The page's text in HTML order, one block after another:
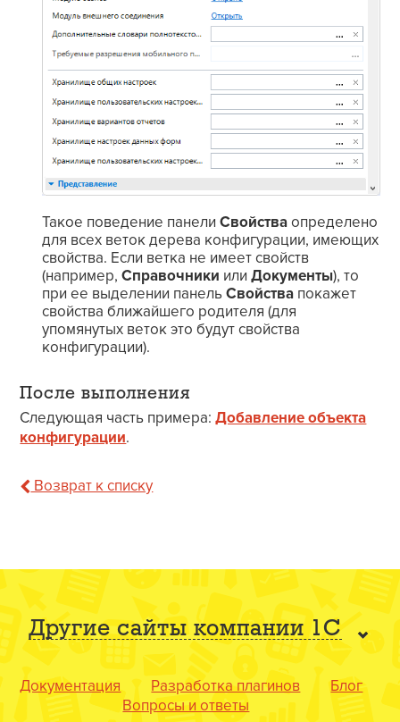
Такое поведение панелиСвойстваопределено
для всех веток дерева конфигурации, имеющих
свойства. Если ветка не имеет свойств
(например,Справочники илиДокументы), то
при ее выделении панельСвойства покажет
свойства ближайшего родителя (для
упомянутых веток это будут свойства
конфигурации).
После выполнения
Следующая часть примера:Добавление объекта
конфигурации.
Возврат к списку
Другие сайты компании 1С
Документация Разработка плагинов
Блог
Вопросы и ответы